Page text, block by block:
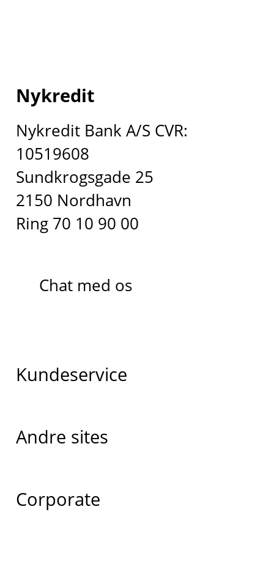
Nykredit
Nykredit Bank A/S CVR:
10519608
Sundkrogsgade 25
2150 Nordhavn
Ring 70 10 90 00
Chat med os
Kundeservice
Andre sites
Corporate